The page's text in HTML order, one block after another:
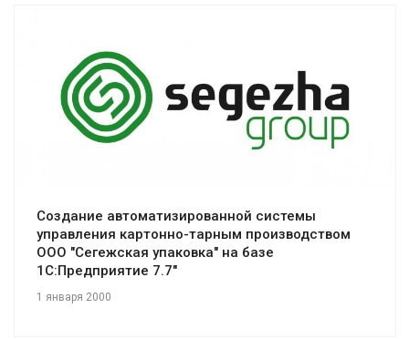
Смотреть проект
Создание автоматизированной системы
управления картонно-тарным производством
ООО "Сегежская упаковка" на базе
1С:Предприятие 7.7"
1 января 2000